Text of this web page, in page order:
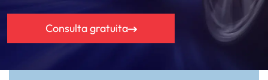
Consulta gratuita